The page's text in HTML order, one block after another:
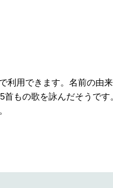
用できます。名前の由
もの歌を詠んだそうで